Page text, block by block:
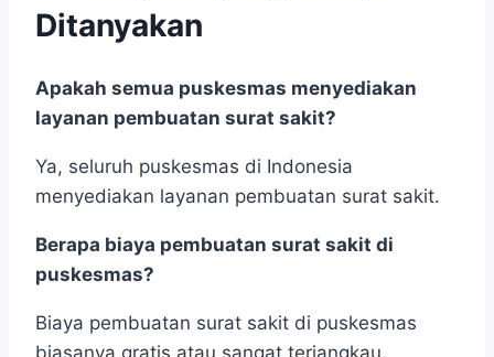
Ditanyakan
Apakah semua puskesmas menyediakan
layanan pembuatan surat sakit?
Ya, seluruh puskesmas di Indonesia
menyediakan layanan pembuatan surat sakit.
Berapa biaya pembuatan surat sakit di
puskesmas?
Biaya pembuatan surat sakit di puskesmas